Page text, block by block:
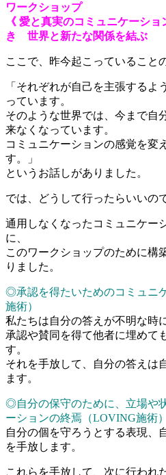
ワークショップ
《 愛と真実のコミュニケーシ
き 世界と新たな関係を結ぶ
ここで、昨今起こっていること
「それぞれが自己を主張するよ
っています。
そのような世界では、今まで自
来なくなっています。
コミュニケーションの感覚を変
す。」
というお話しがありました。
では、どうして行ったらいいの
通用しなくなったコミュニケー
に、
このワークショップのために構
りました。
◎承認を得たいためのコミュニ
施術）
私たちは自分の答えが不明な時
承認や賛同を得て他者に埋めて
す。
それを手放して、自分の答えは
ます。
◎自分の保守のために、立場や
ーションの終焉（LOVING施術）
自分の個を守ろうとする表現、
を手放します。
これらを手放して、次に行われ